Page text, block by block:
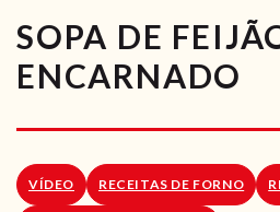
RECEITAS
LOJA
SOPA DE
ENCARNADO
VÍDEO RECEITAS DE FORNO